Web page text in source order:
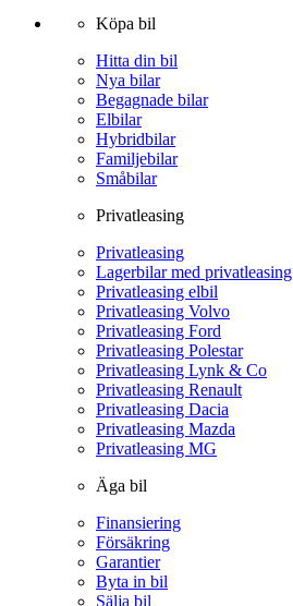
Köpa bil
Hitta din bil
Nya bilar
Begagnade bilar
Elbilar
Hybridbilar
Familjebilar
Småbilar
Privatleasing
Privatleasing
Lagerbilar med privatleasing
Privatleasing elbil
Privatleasing Volvo
Privatleasing Ford
Privatleasing Polestar
Privatleasing Lynk & Co
Privatleasing Renault
Privatleasing Dacia
Privatleasing Mazda
Privatleasing MG
Äga bil
Finansiering
Försäkring
Garantier
Byta in bil
Sälja bil